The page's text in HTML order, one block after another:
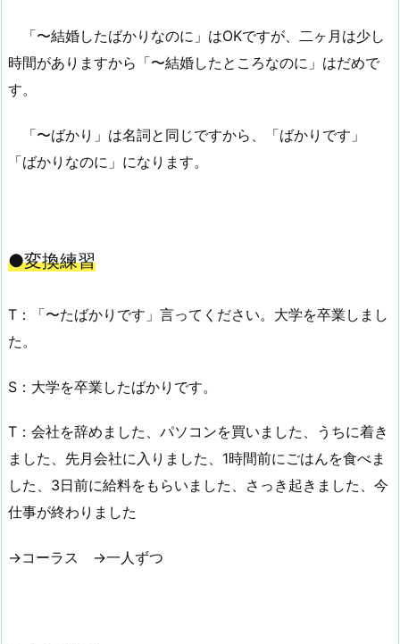
「〜結婚したばかりなのに」はOKですが、二ヶ月は少し
時間がありますから「〜結婚したところなのに」はだめで
す。
「〜ばかり」は名詞と同じですから、「ばかりです」
「ばかりなのに」になります。
●変換練習
T：「〜たばかりです」言ってください。大学を卒業しまし
た。
S：大学を卒業したばかりです。
T：会社を辞めました、パソコンを買いました、うちに着き
ました、先月会社に入りました、1時間前にごはんを食べま
した、3日前に給料をもらいました、さっき起きました、今
仕事が終わりました
→コーラス →一人ずつ